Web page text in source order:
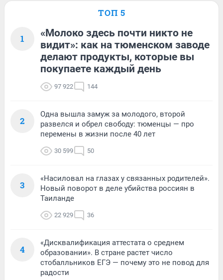
ТОП 5
1
«Молоко здесь почти никто не
видит»: как на тюменском заводе
делают продукты, которые вы
покупаете каждый день
97 922 144
2
Одна вышла замуж за молодого, второй
развелся и обрел свободу: тюменцы — про
перемены в жизни после 40 лет
30 599 50
3
«Насиловал на глазах у связанных родителей».
Новый поворот в деле убийства россиян в
Таиланде
22 929 36
4
«Дисквалификация аттестата о среднем
образовании». В стране растет число
стобалльников ЕГЭ — почему это не повод для
радости